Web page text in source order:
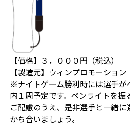
【価格】３，０００円（税込）
【製造元】ウィンプロモーション
※ナイトゲーム勝利時には選手が
内１周予定です。ペンライトを振
ご配慮のうえ、是非選手と一緒
かち合いましょう。